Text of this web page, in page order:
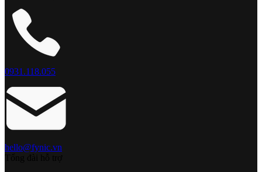
0931.118.055
hello@fynic.vn